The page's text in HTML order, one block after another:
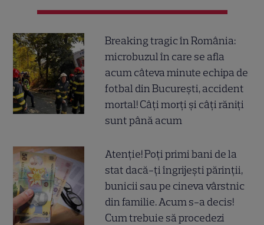
Breaking tragic în România:
microbuzul în care se afla
acum câteva minute echipa de
fotbal din București, accident
mortal! Câți morți și câți răniți
sunt până acum
Atenție! Poți primi bani de la
stat dacă-ți îngrijești părinții,
bunicii sau pe cineva vârstnic
din familie. Acum s-a decis!
Cum trebuie să procedezi